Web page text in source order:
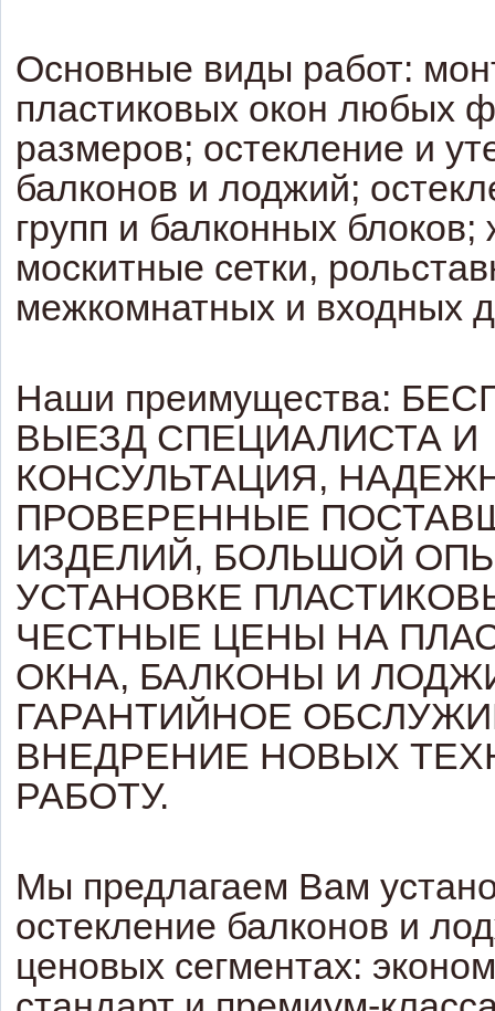
Основные виды работ:
пластиковых окон любых
размеров; остекление и
балконов и лоджий;
групп и балконных
москитные сетки,
межкомнатных и входных
Наши преимущества:
ВЫЕЗД СПЕЦИАЛИСТА И
КОНСУЛЬТАЦИЯ,
ПРОВЕРЕННЫЕ
ИЗДЕЛИЙ, БОЛЬШОЙ
УСТАНОВКЕ
ЧЕСТНЫЕ ЦЕНЫ НА
ОКНА, БАЛКОНЫ И
ГАРАНТИЙНОЕ
ВНЕДРЕНИЕ НОВЫХ
РАБОТУ.
Мы предлагаем Вам
остекление балконов и
ценовых сегментах: